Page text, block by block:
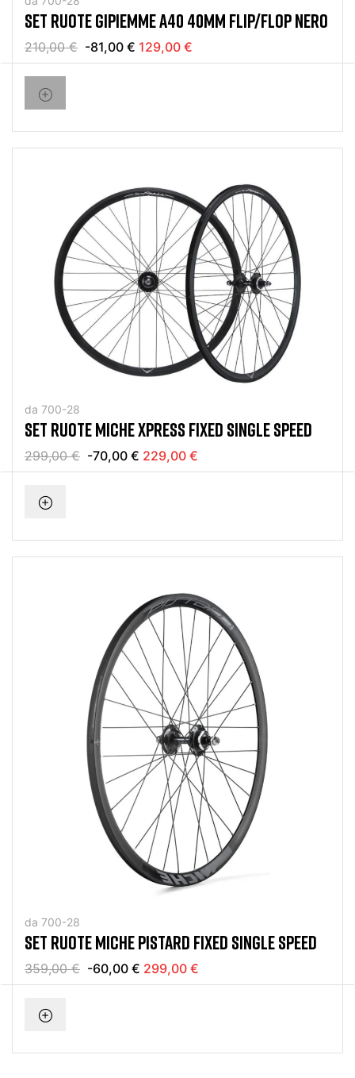
SET RUOTE GIPIEMME A40 40MM FLIP/FLOP NERO
210,00 € -81,00 € 129,00 €
da 700-28
SET RUOTE MICHE XPRESS FIXED SINGLE SPEED
299,00 € -70,00 € 229,00 €
da 700-28
SET RUOTE MICHE PISTARD FIXED SINGLE SPEED
359,00 € -60,00 € 299,00 €